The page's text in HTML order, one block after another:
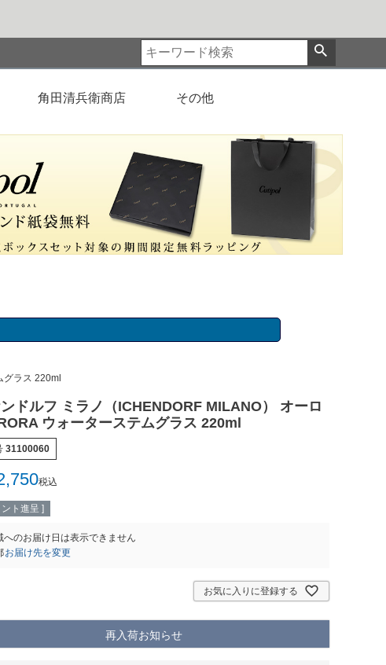
角田清兵衛商店 その他
ラス 220ml
ドルフ ミラノ（ICHENDORF MILANO） オーロ
ウォーターステムグラス 220ml
31100060
税込
ト進呈 ]
へのお届け日は表示できません
お届け先を変更
お気に入りに登録する
再入荷お知らせ